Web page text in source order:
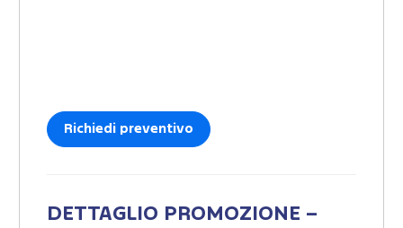
Richiedi preventivo
DETTAGLIO PROMOZIONE –